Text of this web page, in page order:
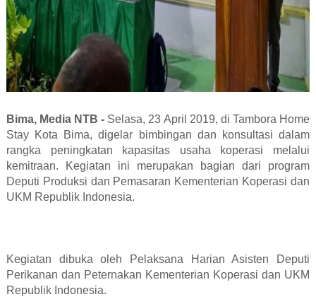
Bima, Media NTB - Selasa, 23 April 2019, di Tambora Home
Stay Kota Bima, digelar bimbingan dan konsultasi dalam
rangka peningkatan kapasitas usaha koperasi melalui
kemitraan. Kegiatan ini merupakan bagian dari program
Deputi Produksi dan Pemasaran Kementerian Koperasi dan
UKM Republik Indonesia.
Kegiatan dibuka oleh Pelaksana Harian Asisten Deputi
Perikanan dan Peternakan Kementerian Koperasi dan UKM
Republik Indonesia.